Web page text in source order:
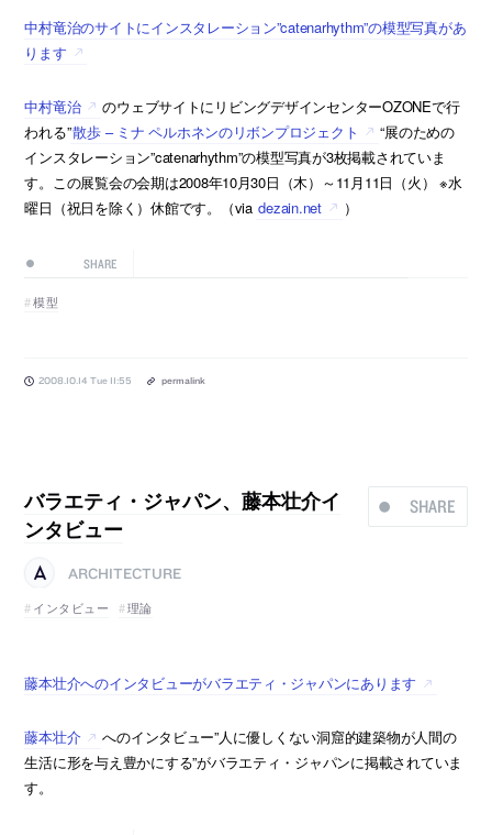
中村竜治のサイトにインスタレーション”catenarhythm”の模型写真があ
ります
中村竜治
のウェブサイトにリビングデザインセンターOZONEで行
われる”散歩 – ミナ ペルホネンのリボンプロジェクト
“展のための
インスタレーション”catenarhythm”の模型写真が3枚掲載されていま
す。この展覧会の会期は2008年10月30日（木）～11月11日（火） ※水
曜日（祝日を除く）休館です。（via dezain.net ）
SHARE
模型
2008.10.14 Tue 11:55 permalink
SHARE
バラエティ・ジャパン、藤本壮介イ
ンタビュー
ARCHITECTURE
インタビュー
理論
藤本壮介へのインタビューがバラエティ・ジャパンにあります
藤本壮介
へのインタビュー”人に優しくない洞窟的建築物が人間の
生活に形を与え豊かにする”がバラエティ・ジャパンに掲載されていま
す。